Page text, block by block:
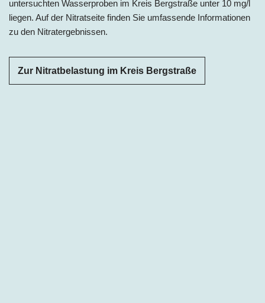
untersuchten Wasserproben im Kreis Bergstraße unter 10 mg/l
liegen. Auf der Nitratseite finden Sie umfassende Informationen
zu den Nitratergebnissen.
Zur Nitratbelastung im Kreis Bergstraße